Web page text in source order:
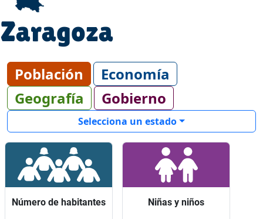
Zaragoza
Población
Economía
Geografía
Gobierno
Selecciona un estado
Número de habitantes
Número de habitantes Niñas y niños
Niñas y niños